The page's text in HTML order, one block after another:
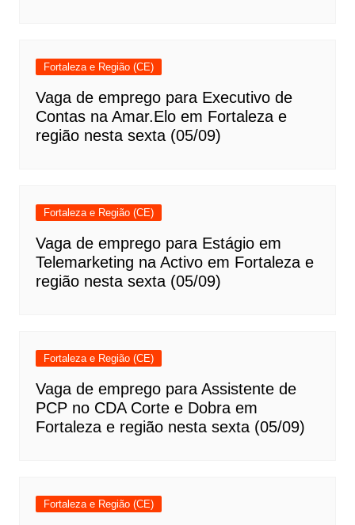
Fortaleza e Região (CE)
Vaga de emprego para Executivo de
Contas na Amar.Elo em Fortaleza e
região nesta sexta (05/09)
Fortaleza e Região (CE)
Vaga de emprego para Estágio em
Telemarketing na Activo em Fortaleza e
região nesta sexta (05/09)
Fortaleza e Região (CE)
Vaga de emprego para Assistente de
PCP no CDA Corte e Dobra em
Fortaleza e região nesta sexta (05/09)
Fortaleza e Região (CE)